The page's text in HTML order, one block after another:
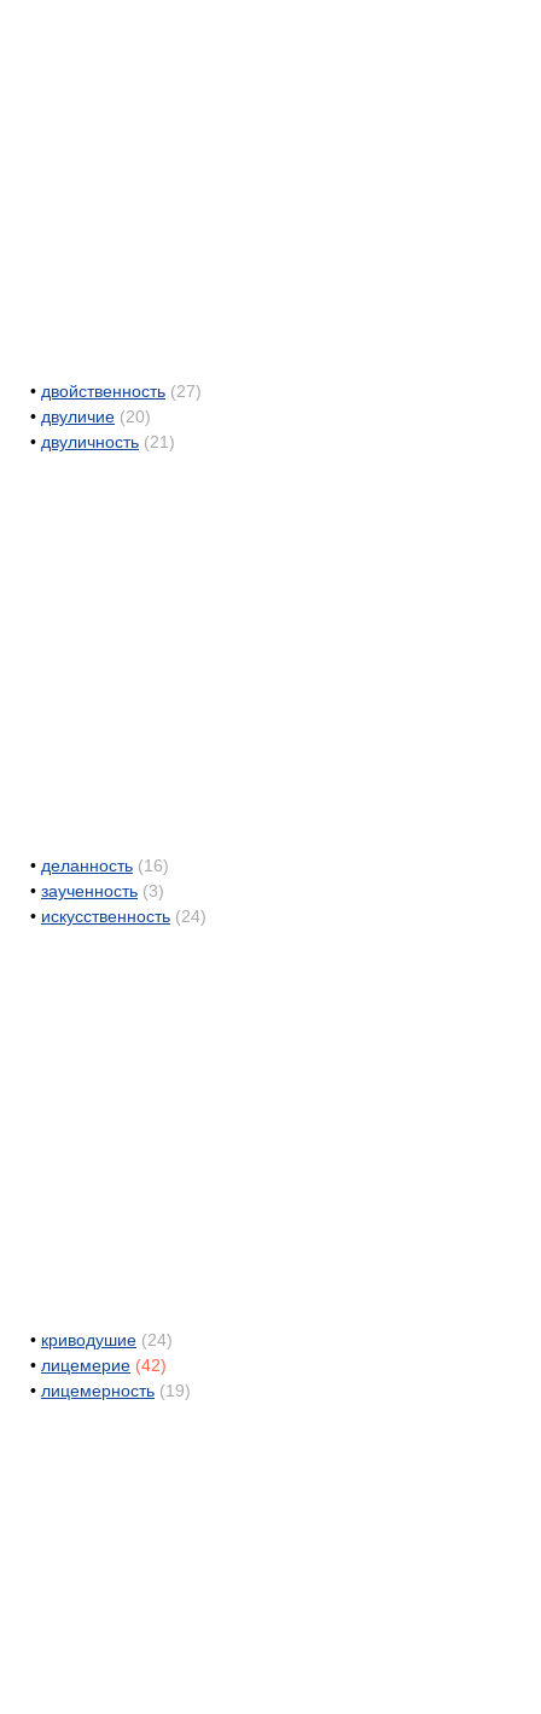
• двойственность (27)
• двуличие (20)
• двуличность (21)
• деланность (16)
• заученность (3)
• искусственность (24)
• криводушие (24)
• лицемерие (42)
• лицемерность (19)